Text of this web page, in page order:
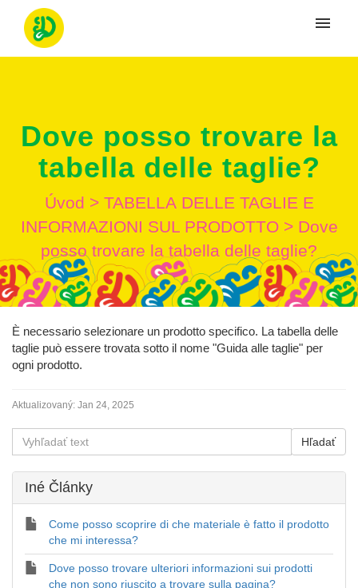
Prihlásenie
Dove posso trovare la
tabella delle taglie?
Úvod > TABELLА DELLE TAGLIE E
INFORMAZIONI SUL PRODOTTO > Dove
posso trovare la tabella delle taglie?
È necessario selezionare un prodotto specifico. La tabella delle
taglie può essere trovata sotto il nome "Guida alle taglie" per
ogni prodotto.
Aktualizovaný: Jan 24, 2025
Iné Články
Come posso scoprire di che materiale è fatto il prodotto
che mi interessa?
Dove posso trovare ulteriori informazioni sui prodotti
che non sono riuscito a trovare sulla pagina?